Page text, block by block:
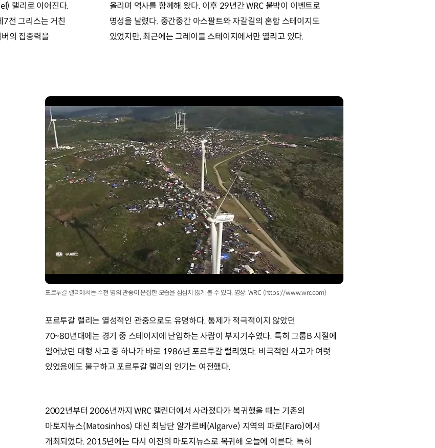
랠리로 이어진다.
7전 그리스는 거친
의 집중력을
올리며 역사를 함께해 왔다. 이후 29년간 WRC 붙박이 이벤트로
명성을 날렸다. 중간중간 아스팔트와 자갈길의 혼합 스테이지도
있었지만, 최근에는 그레이블 스테이지에서만 열리고 있다.
포르투갈 랠리에서는 수천 명의 관중이 운집한 모습을 심심치 않게 볼 수 있다. 영상: WRC (https://www.wrc.com)
포르투갈 랠리는 열성적인 관중으로도 유명하다. 통제가 적극적이지 않았던
70~80년대에는 경기 중 스테이지에 난입하는 사람이 부지기수였다. 특히 그룹B 시절에
일어났던 대형 사고 중 하나가 바로 1986년 포르투갈 랠리였다. 비극적인 사고가 여럿
있었음에도 불구하고 포르투갈 랠리의 인기는 여전했다.
2002년부터 2006년까지 WRC 캘린더에서 사라졌다가 복귀했을 때는 기존의
마토지뉴스(Matosinhos) 대신 최남단 알가르베(Algarve) 지역의 파로(Faro)에서
개최되었다. 2015년에는 다시 이전의 마토지뉴스로 복귀해 오늘에 이른다. 특히